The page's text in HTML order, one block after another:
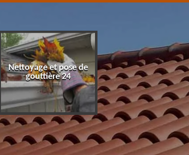
Nettoyage et pose de
gouttière 24
Peinture sur tuile et
toiture 24